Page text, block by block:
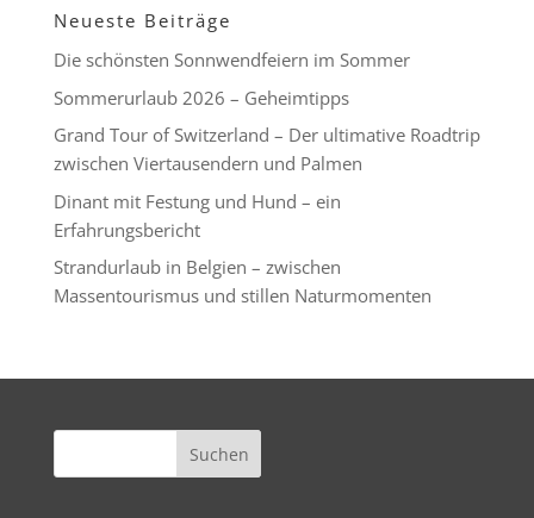
Neueste Beiträge
Die schönsten Sonnwendfeiern im Sommer
Sommerurlaub 2026 – Geheimtipps
Grand Tour of Switzerland – Der ultimative Roadtrip
zwischen Viertausendern und Palmen
Dinant mit Festung und Hund – ein
Erfahrungsbericht
Strandurlaub in Belgien – zwischen
Massentourismus und stillen Naturmomenten